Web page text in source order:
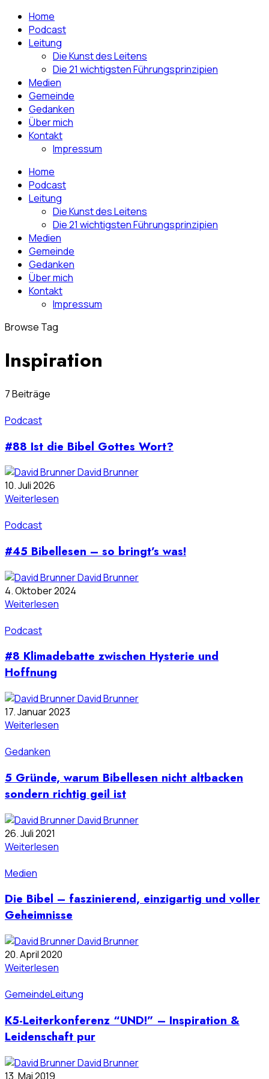
Home
Podcast
Leitung
Die Kunst des Leitens
Die 21 wichtigsten Führungsprinzipien
Medien
Gemeinde
Gedanken
Über mich
Kontakt
Impressum
Home
Podcast
Leitung
Die Kunst des Leitens
Die 21 wichtigsten Führungsprinzipien
Medien
Gemeinde
Gedanken
Über mich
Kontakt
Impressum
Browse Tag
Inspiration
7 Beiträge
Podcast
#88 Ist die Bibel Gottes Wort?
David Brunner
10. Juli 2026
Weiterlesen
Podcast
#45 Bibellesen – so bringt’s was!
David Brunner
4. Oktober 2024
Weiterlesen
Podcast
#8 Klimadebatte zwischen Hysterie und
Hoffnung
David Brunner
17. Januar 2023
Weiterlesen
Gedanken
5 Gründe, warum Bibellesen nicht altbacken
sondern richtig geil ist
David Brunner
26. Juli 2021
Weiterlesen
Medien
Die Bibel – faszinierend, einzigartig und voller
Geheimnisse
David Brunner
20. April 2020
Weiterlesen
GemeindeLeitung
K5-Leiterkonferenz “UND!” – Inspiration &
Leidenschaft pur
David Brunner
13. Mai 2019